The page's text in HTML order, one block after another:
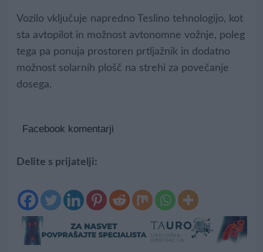
Vozilo vključuje napredno Teslino tehnologijo, kot
sta avtopilot in možnost avtonomne vožnje, poleg
tega pa ponuja prostoren prtljažnik in dodatno
možnost solarnih plošč na strehi za povečanje
dosega.
Facebook komentarji
Delite s prijatelji: